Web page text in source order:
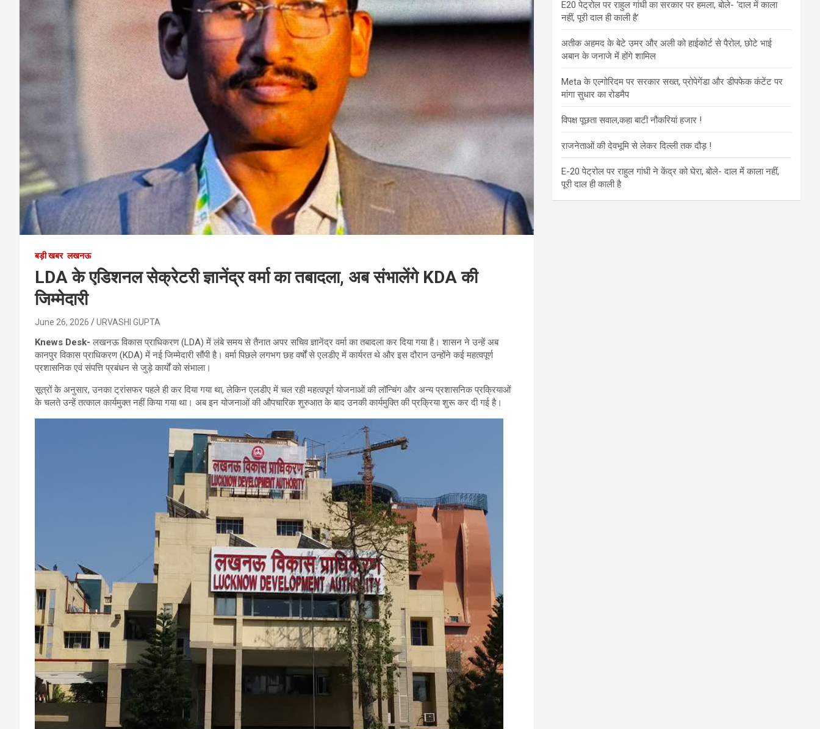
बड़ी खबर लखनऊ
LDA के एडिशनल सेक्रेटरी ज्ञानेंद्र वर्मा का तबादला, अब संभालेंगे KDA की
जिम्मेदारी
June 26, 2026 URVASHI GUPTA
Knews Desk- लखनऊ विकास प्राधिकरण (LDA) में लंबे समय से तैनात अपर सचिव ज्ञानेंद्र वर्मा का तबादला कर दिया गया है। शासन ने उन्हें अब
कानपुर विकास प्राधिकरण (KDA) में नई जिम्मेदारी सौंपी है। वर्मा पिछले लगभग छह वर्षों से एलडीए में कार्यरत थे और इस दौरान उन्होंने कई महत्वपूर्ण
प्रशासनिक एवं संपत्ति प्रबंधन से जुड़े कार्यों को संभाला।
सूत्रों के अनुसार, उनका ट्रांसफर पहले ही कर दिया गया था, लेकिन एलडीए में चल रही महत्वपूर्ण योजनाओं की लॉन्चिंग और अन्य प्रशासनिक प्रक्रियाओं
के चलते उन्हें तत्काल कार्यमुक्त नहीं किया गया था। अब इन योजनाओं की औपचारिक शुरुआत के बाद उनकी कार्यमुक्ति की प्रक्रिया शुरू कर दी गई है।
E20 पेट्रोल पर राहुल गांधी का सरकार पर हमला, बोले- ‘दाल में काला
नहीं, पूरी दाल ही काली है’
अतीक अहमद के बेटे उमर और अली को हाईकोर्ट से पैरोल, छोटे भाई
अबान के जनाजे में होंगे शामिल
Meta के एल्गोरिदम पर सरकार सख्त, प्रोपेगेंडा और डीपफेक कंटेंट पर
मांगा सुधार का रोडमैप
विपक्ष पूछता सवाल,कहा बाटी नौकरियां हजार !
राजनेताओं की देवभूमि से लेकर दिल्ली तक दौड़ !
E-20 पेट्रोल पर राहुल गांधी ने केंद्र को घेरा, बोले- दाल में काला नहीं,
पूरी दाल ही काली है